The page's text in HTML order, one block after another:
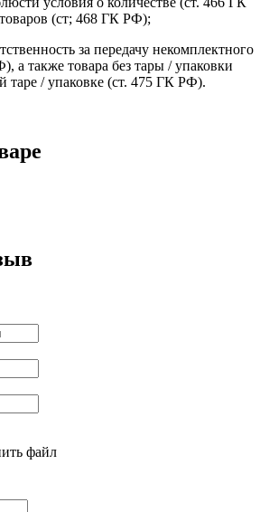
(ст; 468 ГК РФ);
за передачу некомплектного
а также товара без тары / упаковки
таре / упаковке (ст. 475 ГК РФ).
файл